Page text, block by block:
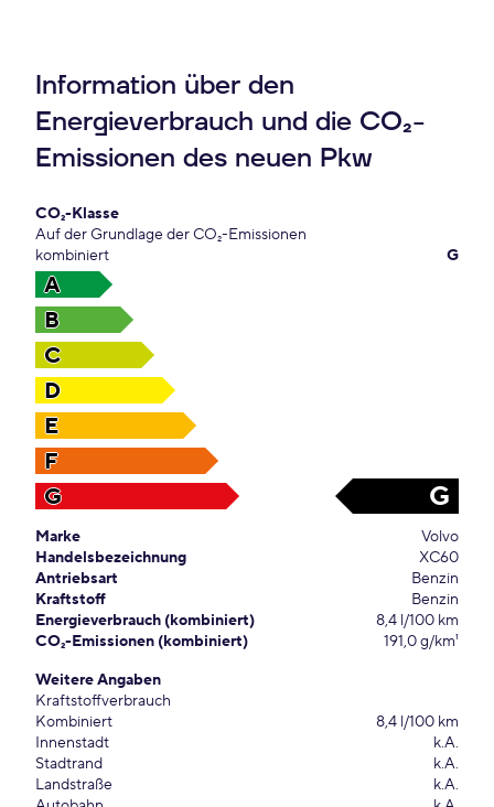
Information über den
Energieverbrauch und die CO₂-
Emissionen des neuen Pkw
CO₂-Klasse
Auf der Grundlage der CO₂-Emissionen
kombiniert
G
A
B
C
D
E
F
G
G
Marke
Volvo
Handelsbezeichnung
XC60
Antriebsart
Benzin
Kraftstoff
Benzin
Energieverbrauch (kombiniert)
8,4 l/100 km
CO₂-Emissionen (kombiniert)
191,0 g/km¹
Weitere Angaben
Kraftstoffverbrauch
Kombiniert
8,4 l/100 km
Innenstadt
k.A.
Stadtrand
k.A.
Landstraße
k.A.